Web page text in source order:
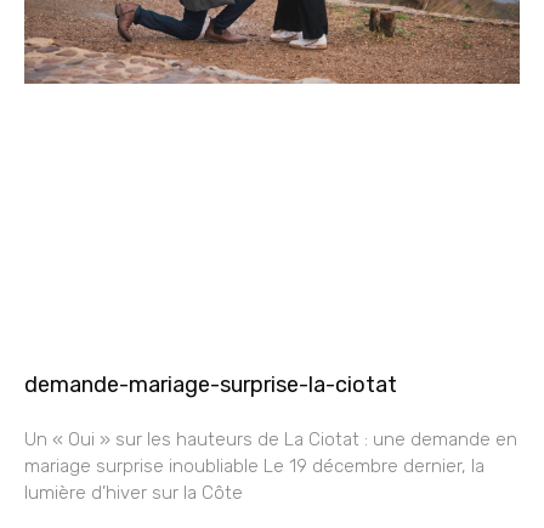
demande-mariage-surprise-la-ciotat
Un « Oui » sur les hauteurs de La Ciotat : une demande en
mariage surprise inoubliable Le 19 décembre dernier, la
lumière d’hiver sur la Côte